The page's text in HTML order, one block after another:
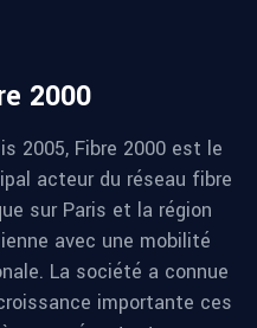
2000
2005, Fibre 2000 est le
acteur du réseau fibre
sur Paris et la région
avec une mobilité
La société a connue
importante ces